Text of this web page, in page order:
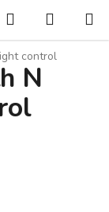
Suchen
control
N